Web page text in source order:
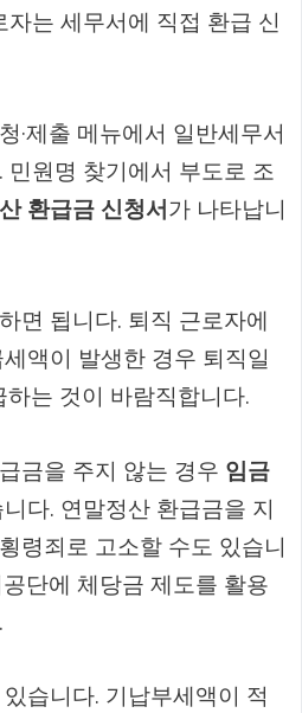
는 세무서에 직접 환급 신
·제출 메뉴에서 일반세무서
원명 찾기에서 부도로 조
환급금 신청서가 나타납니
면 됩니다. 퇴직 근로자에
액이 발생한 경우 퇴직일
는 것이 바람직합니다.
금을 주지 않는 경우 임금
다. 연말정산 환급금을 지
령죄로 고소할 수도 있습니
단에 체당금 제도를 활용
습니다. 기납부세액이 적